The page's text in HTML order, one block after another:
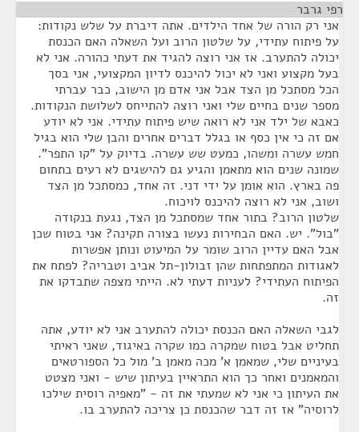
רפי גרבר
אני רק הורה של אחד הילדים. אתה דיברת על שלש נקודות:
על פיתוח עתידי, על שלטון הרוב ועל השאלה האם הכנסת
יכולה להתערב. אז אני רוצה להגיד את דעתי כהורה. אני לא
בעל מקצוע ואני לא יכול להיכנס לדיון המקצועי, אני בסך
הכל מסתכל מן הצד אבל אני אדם מן הישוב, כבר עברתי
מספר שנים בחיים שלי ואני רוצה להתייחס לשלושת הנקודות.
כאבא של ילד אני לא רואה שיש פיתוח עתידי. אני לא יודע
אם זה כי אין כסף או בגלל דברים אחרים והבן שלי הוא בגיל
חמש עשרה ומשהו, כמעט שש עשרה. בדיוק על "קו התפר".
שמונה שנים הוא מתאמן והגיע גם להישגים לא רעים בתחום
פה בארץ. הוא אומן על ידי דני. זה אחד, כמסתכל מן הצד
ושוב, אני לא רוצה להיכנס לויכוח.
שלטון הרוב? בתור אחד שמסתכל מן הצד, נגעת בנקודה
"בול". יש. האם הבחירות נעשו בצורה תקינה? אני בטוח שכן
אבל האם עדיין הרוב שומר על המיעוט ונותן אפשרות
לאגודות המתפתחות שהן זבולון-תל אביב וטבריה? לפתח את
הפיתוח העתידי? לעניות דעתי לא. הייתי מצפה שתבדקו את
זה.
לגבי השאלה האם הכנסת יכולה להתערב אני לא יודע, אתה
תחליט אבל בטוח שמקרה כמו שקרה באיגוד, שאני ראיתי
בעיניים שלי, שמאמן א' מכה מאמן ב' מול כל הספורטאים
והמאמנים ואחר כך הוא התראיין בעיתון שיש - ואני מצטט
את העיתון כי אני לא שמעתי את זה - "מאפיה רוסית שילכו
לרוסיה" אז זה דבר שהכנסת כן צריכה להתערב בו.